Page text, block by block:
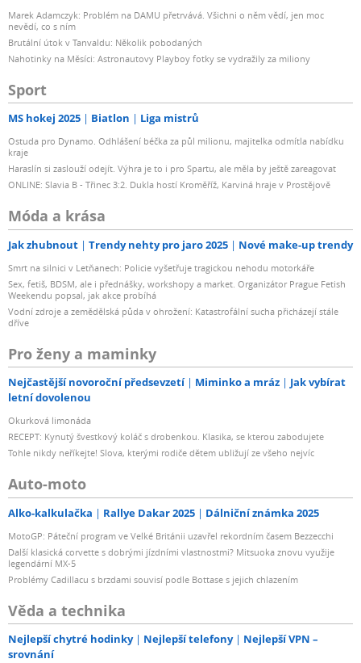
Marek Adamczyk: Problém na DAMU přetrvává. Všichni o něm vědí, jen moc
nevědí, co s ním
Brutální útok v Tanvaldu: Několik pobodaných
Nahotinky na Měsíci: Astronautovy Playboy fotky se vydražily za miliony
Sport
MS hokej 2025 Biatlon Liga mistrů
Ostuda pro Dynamo. Odhlášení béčka za půl milionu, majitelka odmítla nabídku
kraje
Haraslín si zaslouží odejít. Výhra je to i pro Spartu, ale měla by ještě zareagovat
ONLINE: Slavia B - Třinec 3:2. Dukla hostí Kroměříž, Karviná hraje v Prostějově
Móda a krása
Jak zhubnout Trendy nehty pro jaro 2025 Nové make-up trendy
Smrt na silnici v Letňanech: Policie vyšetřuje tragickou nehodu motorkáře
Sex, fetiš, BDSM, ale i přednášky, workshopy a market. Organizátor Prague Fetish
Weekendu popsal, jak akce probíhá
Vodní zdroje a zemědělská půda v ohrožení: Katastrofální sucha přicházejí stále
dříve
Pro ženy a maminky
Nejčastější novoroční předsevzetí Miminko a mráz
Jak vybírat
letní dovolenou
Okurková limonáda
RECEPT: Kynutý švestkový koláč s drobenkou. Klasika, se kterou zabodujete
Tohle nikdy neříkejte! Slova, kterými rodiče dětem ubližují ze všeho nejvíc
Auto-moto
Alko-kalkulačka Rallye Dakar 2025 Dálniční známka 2025
MotoGP: Páteční program ve Velké Británii uzavřel rekordním časem Bezzecchi
Další klasická corvette s dobrými jízdními vlastnostmi? Mitsuoka znovu využije
legendární MX-5
Problémy Cadillacu s brzdami souvisí podle Bottase s jejich chlazením
Věda a technika
Nejlepší chytré hodinky Nejlepší telefony
Nejlepší VPN –
srovnání